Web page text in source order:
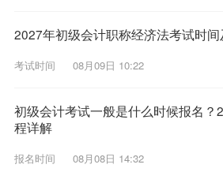
2027年初级会计职称经济法考试时
考试时间 08月09日 10:22
初级会计考试一般是什么时候报名？
程详解
报名时间 08月08日 14:32